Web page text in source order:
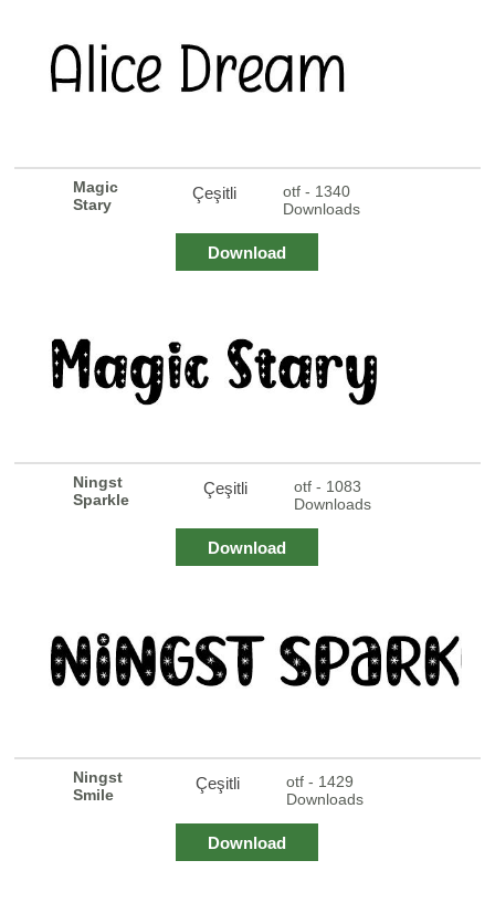
Magic
Stary
Çeşitli
otf - 1340
Downloads
Download
Ningst
Sparkle
Çeşitli
otf - 1083
Downloads
Download
Ningst
Smile
Çeşitli
otf - 1429
Downloads
Download